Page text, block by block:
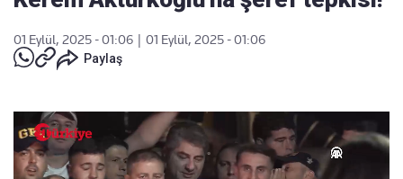
01 Eylül, 2025 - 01:06
01 Eylül, 2025 - 01:06
Paylaş